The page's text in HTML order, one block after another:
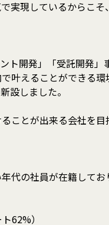
実現しているからこそ、
ト開発」「受託開発」
叶えることができる環
設しました。
ことが出来る会社を目
代の社員が在籍してお
62%）